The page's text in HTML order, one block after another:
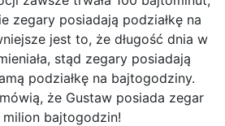
zegary posiadają podziałkę na
jest to, że długość dnia w
stąd zegary posiadają
podziałkę na bajtogodziny.
że Gustaw posiada zegar
bajtogodzin!